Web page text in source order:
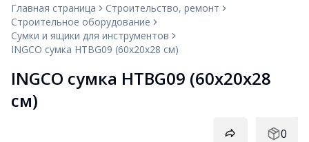
Главная страница
Строительство, ремонт
Строительное оборудование
Сумки и ящики для инструментов
INGCO сумка HTBG09 (60х20х28 см)
INGCO сумка HTBG09 (60х20х28
см)
0